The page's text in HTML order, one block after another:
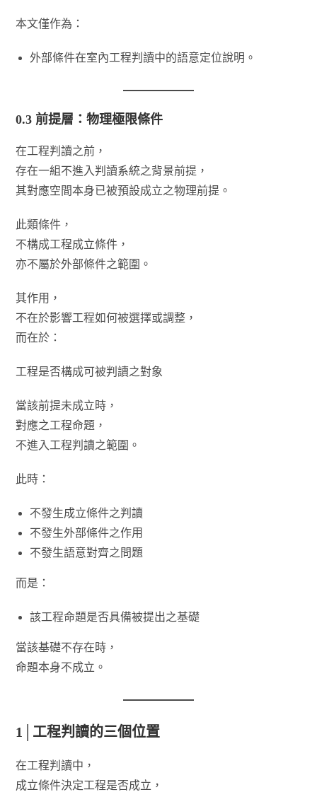
本文僅作為：
外部條件在室內工程判讀中的語意定位說明。
0.3 前提層：物理極限條件
在工程判讀之前，
存在一組不進入判讀系統之背景前提，
其對應空間本身已被預設成立之物理前提。
此類條件，
不構成工程成立條件，
亦不屬於外部條件之範圍。
其作用，
不在於影響工程如何被選擇或調整，
而在於：
工程是否構成可被判讀之對象
當該前提未成立時，
對應之工程命題，
不進入工程判讀之範圍。
此時：
不發生成立條件之判讀
不發生外部條件之作用
不發生語意對齊之問題
而是：
該工程命題是否具備被提出之基礎
當該基礎不存在時，
命題本身不成立。
1│工程判讀的三個位置
在工程判讀中，
成立條件決定工程是否成立，